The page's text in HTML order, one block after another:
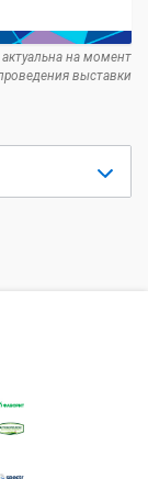
на момент
выставки